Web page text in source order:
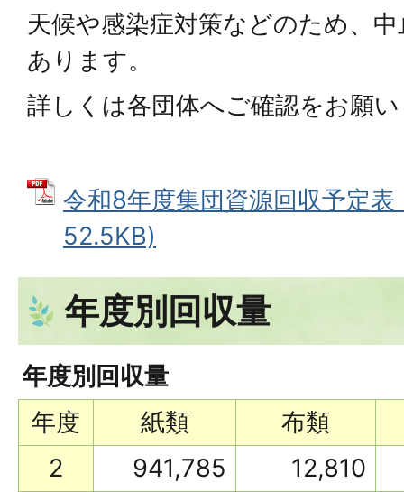
天候や感染症対策などのため、
あります。
詳しくは各団体へご確認をお願
令和8年度集団資源回収予定
52.5KB)
年度別回収量
年度別回収量
年度
紙類
布類
2
941,785
12,810